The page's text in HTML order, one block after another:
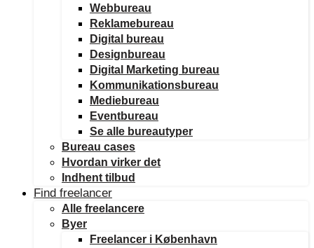
Webbureau
Reklamebureau
Digital bureau
Designbureau
Digital Marketing bureau
Kommunikationsbureau
Mediebureau
Eventbureau
Se alle bureautyper
Bureau cases
Hvordan virker det
Indhent tilbud
Find freelancer
Alle freelancere
Byer
Freelancer i København